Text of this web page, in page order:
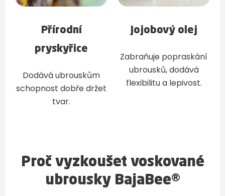
Přírodní
pryskyřice
Dodává ubrouskům
schopnost dobře držet
tvar.
Jojobový olej
Zabraňuje popraskání
ubrousků, dodává
flexibilitu a lepivost.
Proč vyzkoušet voskované
ubrousky BajaBee®